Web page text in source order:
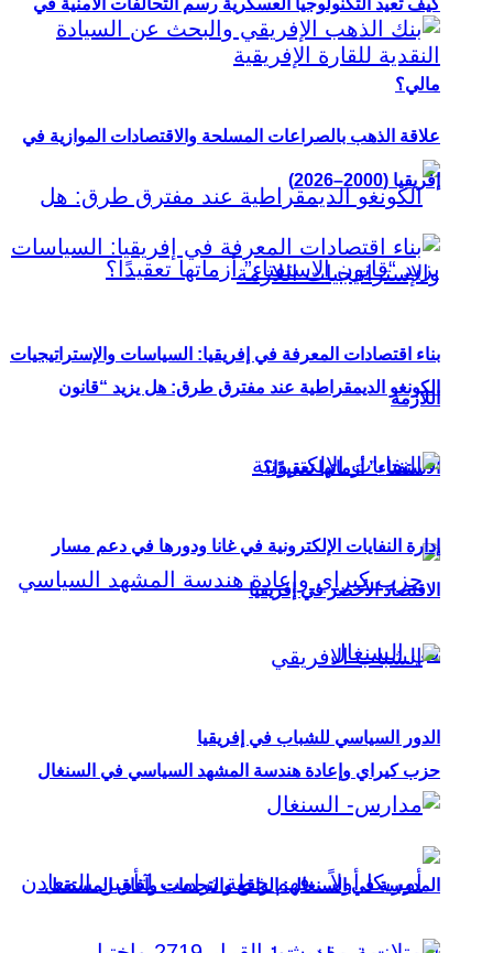
كيف تعيد التكنولوجيا العسكرية رسم التحالفات الأمنية في
مالي؟
الكونغو الديمقراطية عند مفترق طرق: هل يزيد “قانون
الاستفتاء” أزماتها تعقيدًا؟
حزب كيراي وإعادة هندسة المشهد السياسي في السنغال
علاقة الذهب بالصراعات المسلحة والاقتصادات الموازية في
إفريقيا (2000–2026)
بناء اقتصادات المعرفة في إفريقيا: السياسات والإستراتيجيات
اللازمة
إدارة النفايات الإلكترونية في غانا ودورها في دعم مسار
الاقتصاد الأخضر في إفريقيا
الدور السياسي للشباب في إفريقيا
المدرسة في السنغال: الواقع والتحديات وآفاق المستقبل